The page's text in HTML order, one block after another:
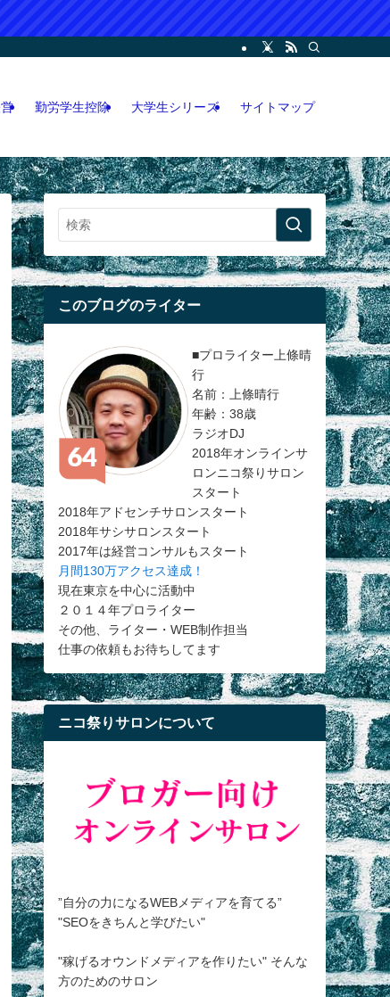
・コンサル・人脈論などの各情報などを記載。LINEオープンチャット
勤労学生控除 大学生シリーズ サイトマップ
このブログのライター
■プロライター上條晴
行
名前：上條晴行
年齢：38歳
ラジオDJ
2018年オンラインサ
ロンニコ祭りサロン
スタート
2018年アドセンチサロンスタート
2018年サシサロンスタート
2017年は経営コンサルもスタート
月間130万アクセス達成！
現在東京を中心に活動中
２０１４年プロライター
その他、ライター・WEB制作担当
仕事の依頼もお待ちしてます
ニコ祭りサロンについて
”自分の力になるWEBメディアを育てる”
"SEOをきちんと学びたい"
"稼げるオウンドメディアを作りたい" そんな
方のためのサロン